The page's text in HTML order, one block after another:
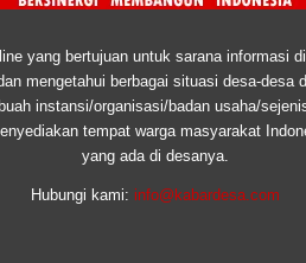
yang bertujuan untuk sarana informasi
mengetahui berbagai situasi desa-desa
instansi/organisasi/badan usaha/
tempat warga masyarakat
yang ada di desanya.
Hubungi kami: info@kabardesa.com